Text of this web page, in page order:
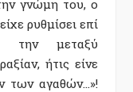
γνώμη του, ο
ρυθμίσει επί
την μεταξύ
ήτις είνε
των αγαθών…»!